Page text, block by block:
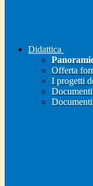
Didattica
Offerta
I progetti